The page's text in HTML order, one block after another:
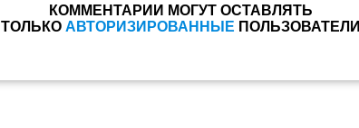
КОММЕНТАРИИ МОГУТ ОСТАВЛЯТЬ
ТОЛЬКО АВТОРИЗИРОВАННЫЕ ПОЛЬЗОВАТЕЛИ